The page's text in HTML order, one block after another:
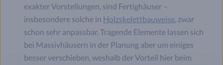
exakter Vorstellungen, sind Fertighäuser –
insbesondere solche in Holzskelettbauweise, zwar
schon sehr anpassbar. Tragende Elemente lassen sich
bei Massivhäusern in der Planung aber um einiges
besser verschieben, weshalb der Vorteil hier beim